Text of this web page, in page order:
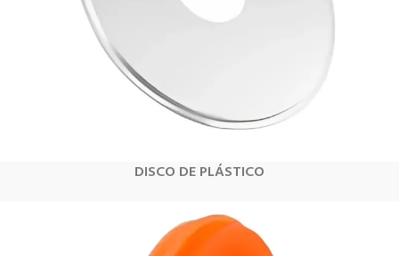
DISCO DE PLÁSTICO